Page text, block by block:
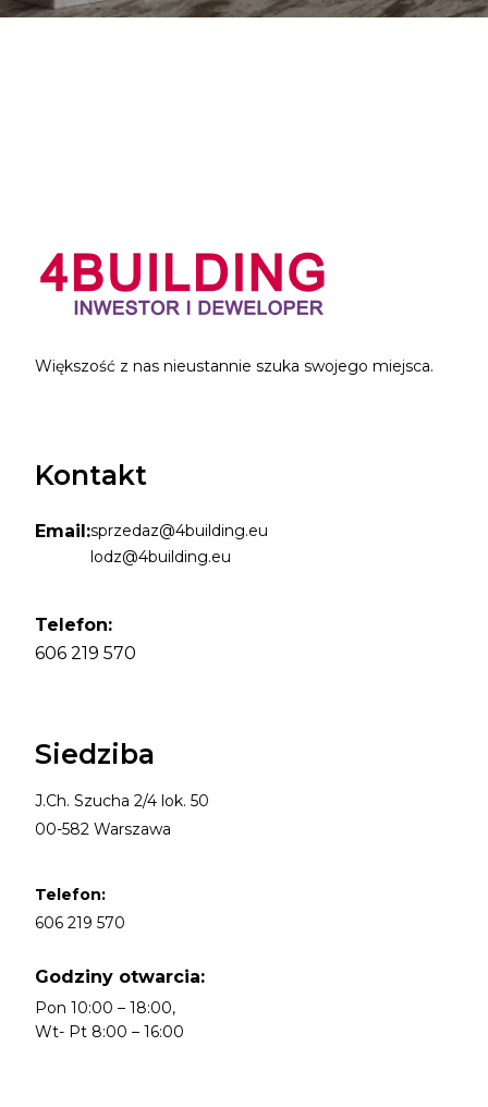
Większość z nas nieustannie szuka swojego miejsca.
Kontakt
Email:sprzedaz@4building.eu
lodz@4building.eu
Telefon:
606 219 570
Siedziba
J.Ch. Szucha 2/4 lok. 50
00-582 Warszawa
Telefon:
606 219 570
Godziny otwarcia:
Pon 10:00 – 18:00,
Wt- Pt 8:00 – 16:00